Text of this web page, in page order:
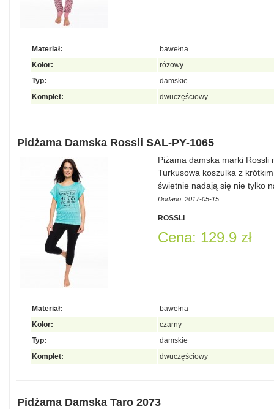
Materiał:
bawełna
Kolor:
różowy
Typ:
damskie
Komplet:
dwuczęściowy
Pidżama Damska Rossli SAL-PY-1065
Piżama damska marki Rossli
Turkusowa koszulka z
świetnie nadają się nie tylko
Dodano: 2017-05-15
ROSSLI
Cena: 129.9 zł
Materiał:
bawełna
Kolor:
czarny
Typ:
damskie
Komplet:
dwuczęściowy
Pidżama Damska Taro 2073